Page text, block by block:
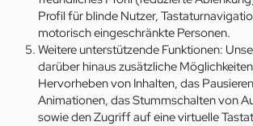
Profil für blinde Nutzer,
motorisch eingeschränkte Personen.
Weitere unterstützende Funktionen:
darüber hinaus zusätzliche
Hervorheben von Inhalten, das
Animationen, das Stummschalten von
sowie den Zugriff auf eine virtuelle